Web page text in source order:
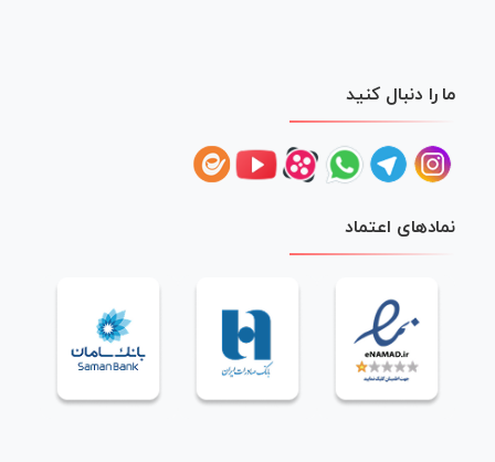
ما را دنبال کنید
نمادهای اعتماد